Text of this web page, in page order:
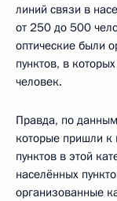
линий связи в
от 250 до 500
оптические были
пунктов, в
человек.
Правда, по
которые пришли к
пунктов в этой
населённых
организованные